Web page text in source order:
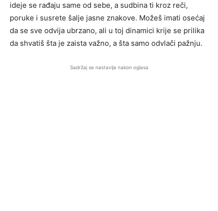
ideje se rađaju same od sebe, a sudbina ti kroz reči,
poruke i susrete šalje jasne znakove. Možeš imati osećaj
da se sve odvija ubrzano, ali u toj dinamici krije se prilika
da shvatiš šta je zaista važno, a šta samo odvlači pažnju.
Sadržaj se nastavlja nakon oglasa